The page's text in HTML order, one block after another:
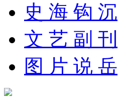
史 海 钩 沉
文 艺 副 刊
图 片 说 岳